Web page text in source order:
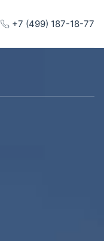
+7 (499) 187-18-77